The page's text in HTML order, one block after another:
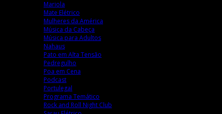
Mariola
Mate Elétrico
Mulheres da América
Música da Cabeça
Música para Adultos
Nahaus
Pato em Alta Tensão
Pedregulho
Poa em Cena
Podcast
Portulegal
Programa Temático
Rock and Roll Night Club